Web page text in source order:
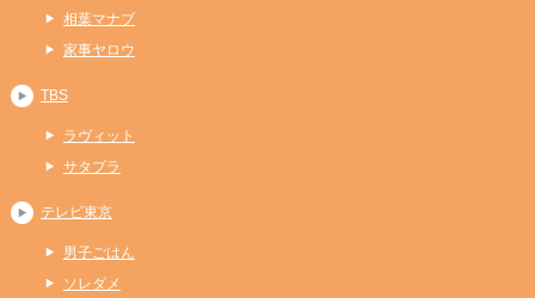
相葉マナブ
家事ヤロウ
TBS
ラヴィット
サタプラ
テレビ東京
男子ごはん
ソレダメ